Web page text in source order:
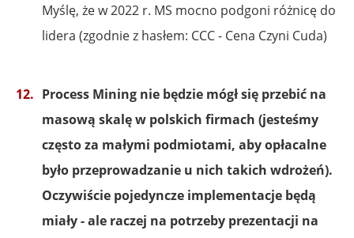
Myślę, że w 2022 r. MS mocno podgoni różnicę do
lidera (zgodnie z hasłem: CCC - Cena Czyni Cuda)
Process Mining nie będzie mógł się przebić na
masową skalę w polskich firmach (jesteśmy
często za małymi podmiotami, aby opłacalne
było przeprowadzanie u nich takich wdrożeń).
Oczywiście pojedyncze implementacje będą
miały - ale raczej na potrzeby prezentacji na